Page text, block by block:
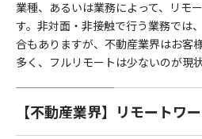
業種、あるいは業務によって、リモ
す。非対面・非接触で行う業務では
合もありますが、不動産業界はお客
多く、フルリモートは少ないのが現状
【不動産業界】リモートワ